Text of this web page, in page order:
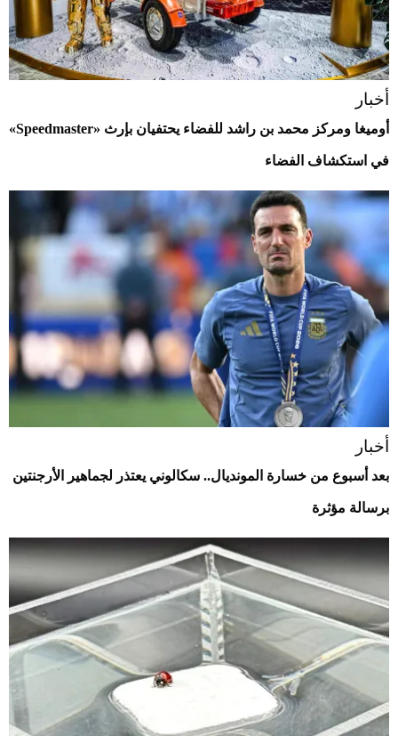
أخبار
أوميغا ومركز محمد بن راشد للفضاء يحتفيان بإرث «Speedmaster»
في استكشاف الفضاء
أخبار
بعد أسبوع من خسارة المونديال.. سكالوني يعتذر لجماهير الأرجنتين
برسالة مؤثرة